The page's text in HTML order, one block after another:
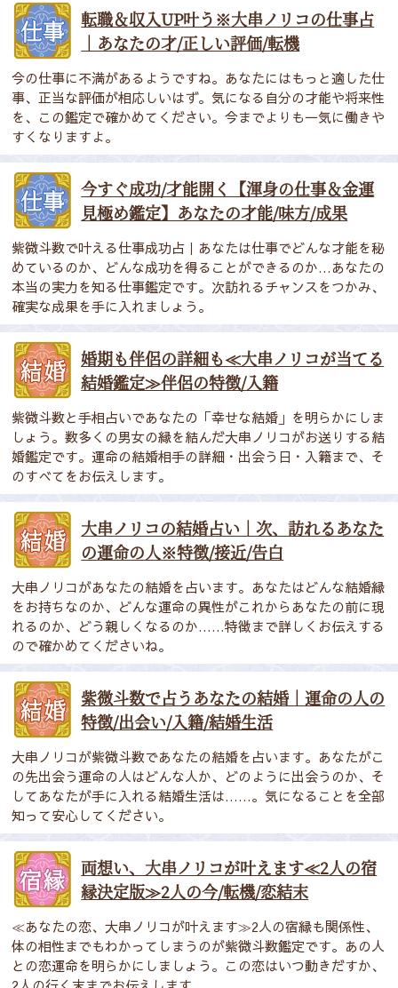
転職＆収入UP叶う※大串ノリコの仕事占
｜あなたの才/正しい評価/転機
今の仕事に不満があるようですね。あなたにはもっと適した仕
事、正当な評価が相応しいはず。気になる自分の才能や将来性
を、この鑑定で確かめてください。今までよりも一気に働きや
すくなりますよ。
今すぐ成功/才能開く【渾身の仕事＆金運
見極め鑑定】あなたの才能/味方/成果
紫微斗数で叶える仕事成功占｜あなたは仕事でどんな才能を秘
めているのか、どんな成功を得ることができるのか…あなたの
本当の実力を知る仕事鑑定です。次訪れるチャンスをつかみ、
確実な成果を手に入れましょう。
婚期も伴侶の詳細も≪大串ノリコが当てる
結婚鑑定≫伴侶の特徴/入籍
紫微斗数と手相占いであなたの「幸せな結婚」を明らかにしま
しょう。数多くの男女の縁を結んだ大串ノリコがお送りする結
婚鑑定です。運命の結婚相手の詳細・出会う日・入籍まで、そ
のすべてをお伝えします。
大串ノリコの結婚占い｜次、訪れるあなた
の運命の人※特徴/接近/告白
大串ノリコがあなたの結婚を占います。あなたはどんな結婚縁
をお持ちなのか、どんな運命の異性がこれからあなたの前に現
れるのか、どう親しくなるのか……特徴まで詳しくお伝えする
ので確かめてくださいね。
紫微斗数で占うあなたの結婚｜運命の人の
特徴/出会い/入籍/結婚生活
大串ノリコが紫微斗数であなたの結婚を占います。あなたがこ
の先出会う運命の人はどんな人か、どのように出会うのか、そ
してあなたが手に入れる結婚生活は……。気になることを全部
知って安心してください。
両想い、大串ノリコが叶えます≪2人の宿
縁決定版≫2人の今/転機/恋結末
≪あなたの恋、大串ノリコが叶えます≫2人の宿縁も関係性、
体の相性までもわかってしまうのが紫微斗数鑑定です。あの人
との恋運命を明らかにしましょう。この恋はいつ動きだすか、